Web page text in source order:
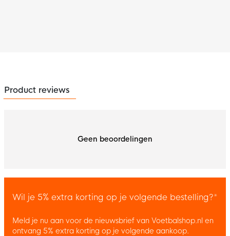
Product reviews
Geen beoordelingen
Wil je 5% extra korting op je volgende bestelling?*
Meld je nu aan voor de nieuwsbrief van Voetbalshop.nl en
ontvang 5% extra korting op je volgende aankoop.